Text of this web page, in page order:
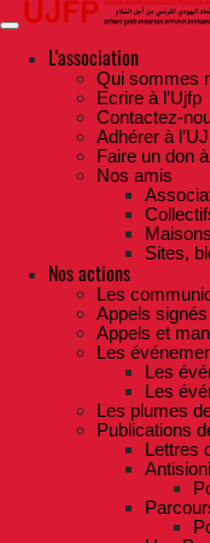
Skip
to
contentL'association
Qui sommes
Ecrire à l’Ujfp
Contactez-
Adhérer à
Faire un don
Nos amis
Sites,
Nos actions
Les
Appels
Appels et
Les
Les
Les
Les plumes
Publications
Lettres